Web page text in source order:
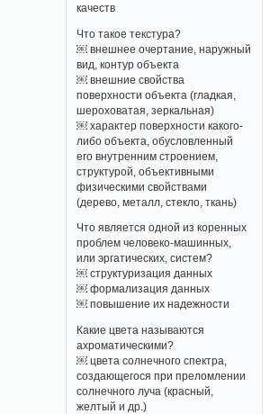
качеств
Что такое текстура?
￼ внешнее очертание, наружный
вид, контур объекта
￼ внешние свойства
поверхности объекта (гладкая,
шероховатая, зеркальная)
￼ характер поверхности какого-
либо объекта, обусловленный
его внутренним строением,
структурой, объективными
физическими свойствами
(дерево, металл, стекло, ткань)
Что является одной из коренных
проблем человеко-машинных,
или эргатических, систем?
￼ структуризация данных
￼ формализация данных
￼ повышение их надежности
Какие цвета называются
ахроматическими?
￼ цвета солнечного спектра,
создающегося при преломлении
солнечного луча (красный,
желтый и др.)